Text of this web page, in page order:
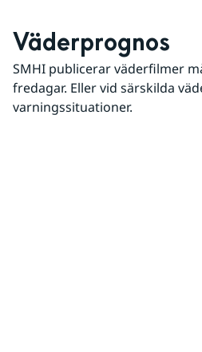
Väderprognos
SMHI publicerar väderfilmer
fredagar. Eller vid särskilda
varningssituationer.